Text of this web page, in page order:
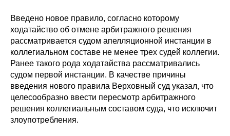
Введено новое правило, согласно которому
ходатайство об отмене арбитражного решения
рассматривается судом апелляционной инстанции в
коллегиальном составе не менее трех судей коллегии.
Ранее такого рода ходатайства рассматривались
судом первой инстанции. В качестве причины
введения нового правила Верховный суд указал, что
целесообразно ввести пересмотр арбитражного
решения коллегиальным составом суда, что исключит
злоупотребления.